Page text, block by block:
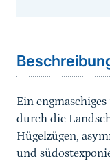
Ein
durch die
Hügelzügen,
und